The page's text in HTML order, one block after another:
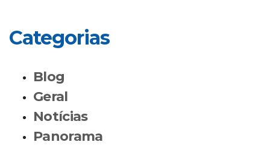
Categorias
Blog
Geral
Notícias
Panorama